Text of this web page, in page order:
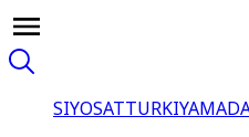
SIYOSATTURKIYA